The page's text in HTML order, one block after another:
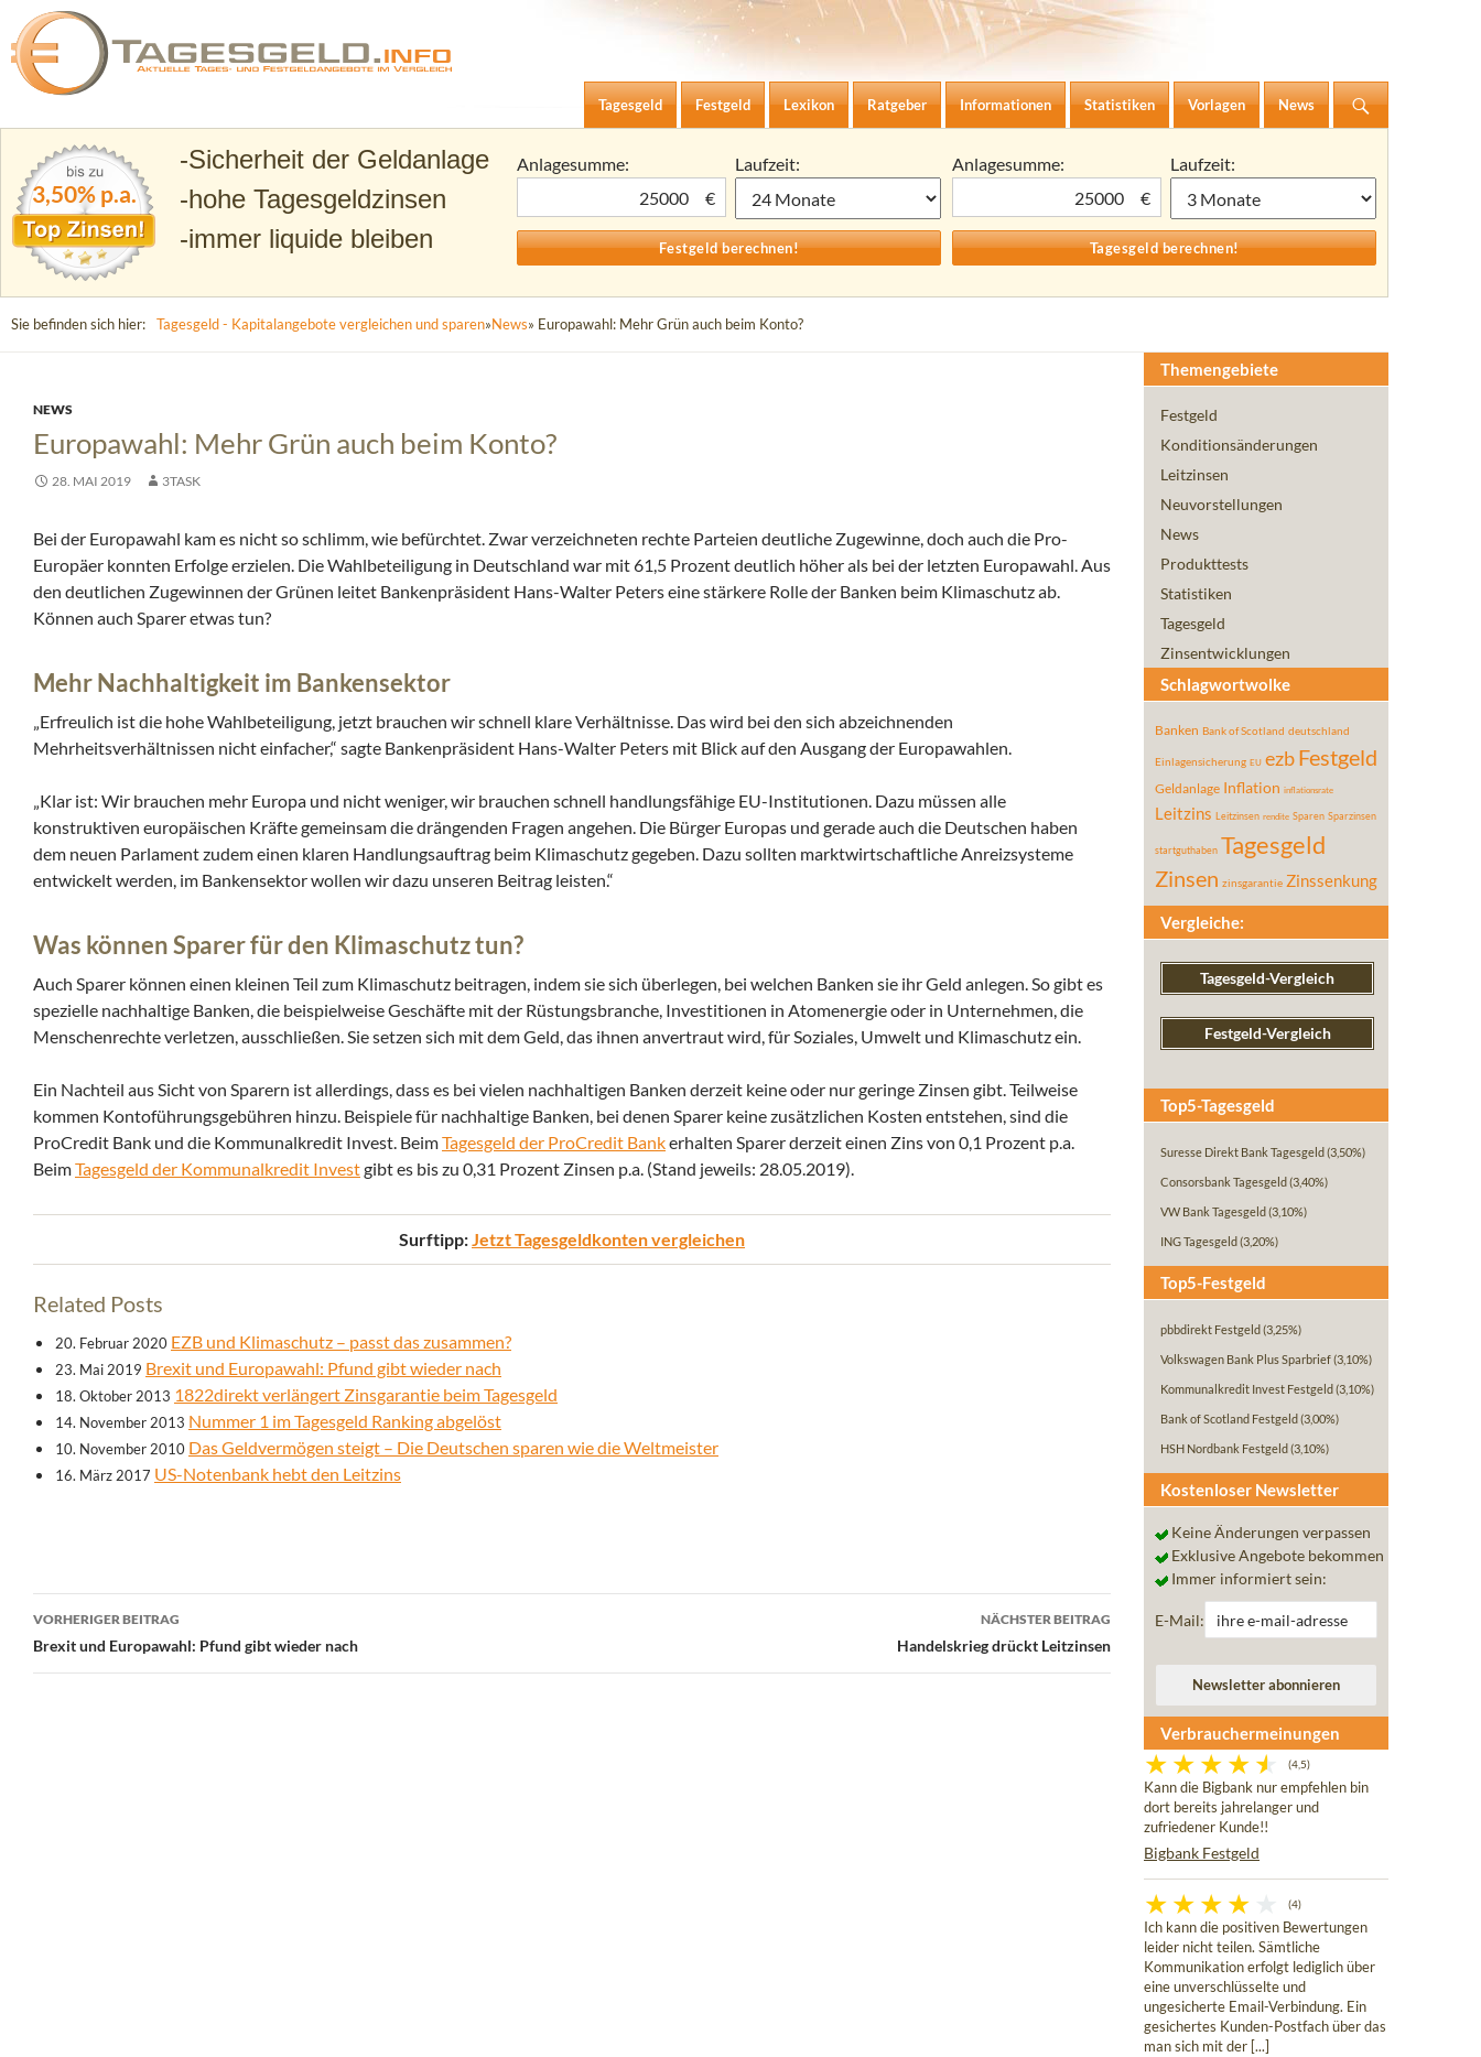
Tagesgeld.info – Tagesgeldkonten vergleichen und Tagesgeld-Zinsen berechnen
Zum Inhalt springen
Tagesgeld
Festgeld Lexikon Ratgeber Informationen Statistiken Vorlagen News
3,50% p.a.
Sicherheit der Geldanlage
hohe Tagesgeldzinsen
immer liquide bleiben
Anlagesumme:
€
Laufzeit:
Anlagesumme:
€
Laufzeit:
Sie befinden sich hier: Tagesgeld - Kapitalangebote vergleichen und sparen»News» Europawahl: Mehr Grün auch beim Konto?
NEWS
Europawahl: Mehr Grün auch beim Konto?
28. MAI 2019 3TASK
Bei der Europawahl kam es nicht so schlimm, wie befürchtet. Zwar verzeichneten rechte Parteien deutliche Zugewinne, doch auch die Pro-
Europäer konnten Erfolge erzielen. Die Wahlbeteiligung in Deutschland war mit 61,5 Prozent deutlich höher als bei der letzten Europawahl. Aus
den deutlichen Zugewinnen der Grünen leitet Bankenpräsident Hans-Walter Peters eine stärkere Rolle der Banken beim Klimaschutz ab.
Können auch Sparer etwas tun?
Mehr Nachhaltigkeit im Bankensektor
„Erfreulich ist die hohe Wahlbeteiligung, jetzt brauchen wir schnell klare Verhältnisse. Das wird bei den sich abzeichnenden
Mehrheitsverhältnissen nicht einfacher,“ sagte Bankenpräsident Hans-Walter Peters mit Blick auf den Ausgang der Europawahlen.
„Klar ist: Wir brauchen mehr Europa und nicht weniger, wir brauchen schnell handlungsfähige EU-Institutionen. Dazu müssen alle
konstruktiven europäischen Kräfte gemeinsam die drängenden Fragen angehen. Die Bürger Europas und gerade auch die Deutschen haben
dem neuen Parlament zudem einen klaren Handlungsauftrag beim Klimaschutz gegeben. Dazu sollten marktwirtschaftliche Anreizsysteme
entwickelt werden, im Bankensektor wollen wir dazu unseren Beitrag leisten.“
Was können Sparer für den Klimaschutz tun?
Auch Sparer können einen kleinen Teil zum Klimaschutz beitragen, indem sie sich überlegen, bei welchen Banken sie ihr Geld anlegen. So gibt es
spezielle nachhaltige Banken, die beispielweise Geschäfte mit der Rüstungsbranche, Investitionen in Atomenergie oder in Unternehmen, die
Menschenrechte verletzen, ausschließen. Sie setzen sich mit dem Geld, das ihnen anvertraut wird, für Soziales, Umwelt und Klimaschutz ein.
Ein Nachteil aus Sicht von Sparern ist allerdings, dass es bei vielen nachhaltigen Banken derzeit keine oder nur geringe Zinsen gibt. Teilweise
kommen Kontoführungsgebühren hinzu. Beispiele für nachhaltige Banken, bei denen Sparer keine zusätzlichen Kosten entstehen, sind die
ProCredit Bank und die Kommunalkredit Invest. BeimTagesgeld der ProCredit Bankerhalten Sparer derzeit einen Zins von 0,1 Prozent p.a.
BeimTagesgeld der Kommunalkredit Investgibt es bis zu 0,31 Prozent Zinsen p.a. (Stand jeweils: 28.05.2019).
Surftipp:Jetzt Tagesgeldkonten vergleichen
Related Posts
20. Februar 2020 EZB und Klimaschutz – passt das zusammen?
23. Mai 2019 Brexit und Europawahl: Pfund gibt wieder nach
18. Oktober 2013 1822direkt verlängert Zinsgarantie beim Tagesgeld
14. November 2013 Nummer 1 im Tagesgeld Ranking abgelöst
10. November 2010 Das Geldvermögen steigt – Die Deutschen sparen wie die Weltmeister
16. März 2017 US-Notenbank hebt den Leitzins
Beitrags-
Navigation
VORHERIGER BEITRAG
Brexit und Europawahl: Pfund gibt wieder nach
NÄCHSTER BEITRAG
Handelskrieg drückt Leitzinsen
Themengebiete
Festgeld
Konditionsänderungen
Leitzinsen
Neuvorstellungen
News
Produkttests
Statistiken
Tagesgeld
Zinsentwicklungen
Schlagwortwolke
Banken Bank of Scotland deutschland
Einlagensicherung EU ezbFestgeld
Geldanlage Inflation inflationsrate
Leitzins Leitzinsen rendite Sparen Sparzinsen
startguthaben Tagesgeld
Zinsen zinsgarantie Zinssenkung
Vergleiche:
Tagesgeld-Vergleich
Festgeld-Vergleich
Top5-Tagesgeld
Suresse Direkt Bank Tagesgeld (3,50%)
Consorsbank Tagesgeld (3,40%)
VW Bank Tagesgeld (3,10%)
ING Tagesgeld (3,20%)
Top5-Festgeld
pbbdirekt Festgeld (3,25%)
Volkswagen Bank Plus Sparbrief(3,10%)
Kommunalkredit Invest Festgeld (3,10%)
Bank of Scotland Festgeld (3,00%)
HSH Nordbank Festgeld (3,10%)
Kostenloser Newsletter
Keine Änderungen verpassen
Exklusive Angebote bekommen
Immer informiert sein:
E-Mail:
Verbrauchermeinungen
(4,5)
Kann die Bigbank nur empfehlen bin
dort bereits jahrelanger und
zufriedener Kunde!!
Bigbank Festgeld
(4)
Ich kann die positiven Bewertungen
leider nicht teilen. Sämtliche
Kommunikation erfolgt lediglich über
eine unverschlüsselte und
ungesicherte Email-Verbindung. Ein
gesichertes Kunden-Postfach über das
man sich mit der [...]